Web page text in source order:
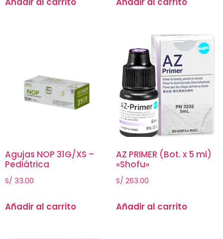
Agujas NOP 31G/XS –
Pediátrica
S/ 33.00
Añadir al carrito
AZ PRIMER (Bot. x 5 ml)
«Shofu»
S/ 263.00
Añadir al carrito